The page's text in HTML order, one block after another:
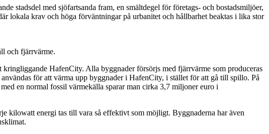
stadsdel med sjöfartsanda fram, en smältdegel för företags- och bostadsmiljöer,
lokala krav och höga förväntningar på urbanitet och hållbarhet beaktas i lika stor
och fjärrvärme.
HafenCity. Alla byggnader försörjs med fjärrvärme som produceras
för att värma upp byggnader i HafenCity, i stället för att gå till spillo. På
en normal fossil värmekälla sparar man cirka 3,7 miljoner euro i
kilowatt energi tas till vara så effektivt som möjligt. Byggnaderna har även